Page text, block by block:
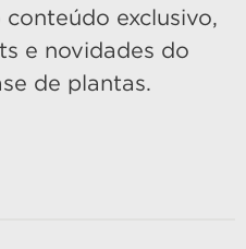
exclusivo,
e novidades do
de plantas.